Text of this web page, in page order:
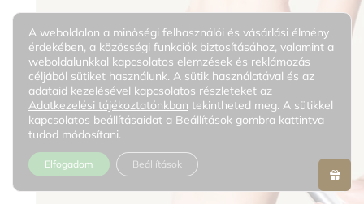
A weboldalon a minőségi felhasználói és vásárlási élmény
érdekében, a közösségi funkciók biztosításához, valamint a
weboldalunkkal kapcsolatos elemzések és reklámozás
céljából sütiket használunk. A sütik használatával és az
adataid kezelésével kapcsolatos részleteket az
Adatkezelési tájékoztatónkban tekintheted meg. A sütikkel
kapcsolatos beállításaidat a Beállítások gombra kattintva
tudod módosítani.
Elfogadom Beállítások